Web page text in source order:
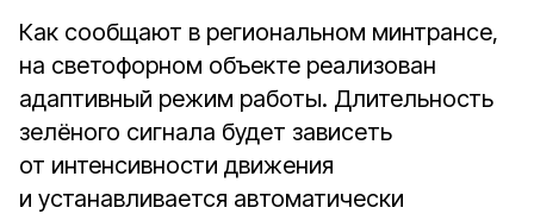
Как сообщают в региональном минтрансе,
на светофорном объекте реализован
адаптивный режим работы. Длительность
зелёного сигнала будет зависеть
от интенсивности движения
и устанавливается автоматически